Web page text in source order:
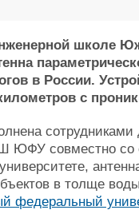
школе
в России.
с
ЮФУ совместно со
в толще
федеральный